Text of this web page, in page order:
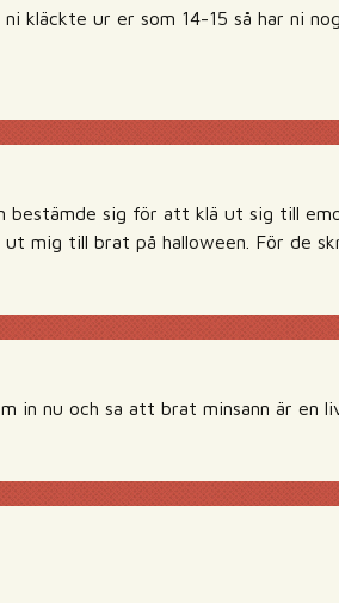
kläckte ur er som 14-15 så har ni
bestämde sig för att klä ut sig till
mig till brat på halloween. För de
in nu och sa att brat minsann är en